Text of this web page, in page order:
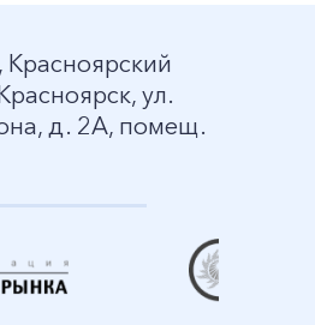
ул.
д. 2А, помещ.